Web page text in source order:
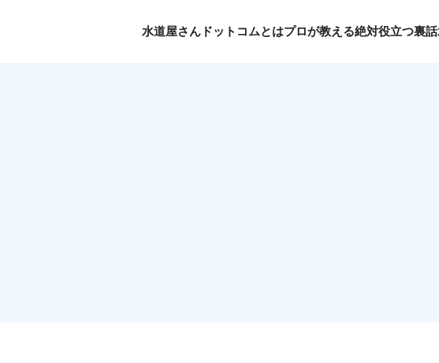
水道屋さんドットコムとはプロが教える絶対役立つ裏話